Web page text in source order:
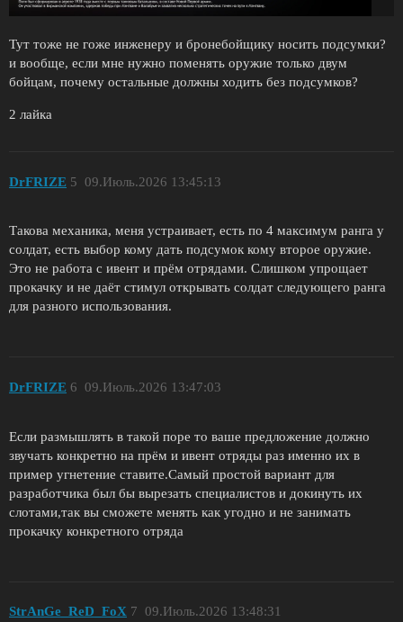
Тут тоже не гоже инженеру и бронебойщику носить подсумки?
и вообще, если мне нужно поменять оружие только двум
бойцам, почему остальные должны ходить без подсумков?
2 лайка
DrFRIZE 09.Июль.2026 13:45:13
5
Такова механика, меня устраивает, есть по 4 максимум ранга у
солдат, есть выбор кому дать подсумок кому второе оружие.
Это не работа с ивент и прём отрядами. Слишком упрощает
прокачку и не даёт стимул открывать солдат следующего ранга
для разного использования.
DrFRIZE 09.Июль.2026 13:47:03
6
Если размышлять в такой поре то ваше предложение должно
звучать конкретно на прём и ивент отряды раз именно их в
пример угнетение ставите.Самый простой вариант для
разработчика был бы вырезать специалистов и докинуть их
слотами,так вы сможете менять как угодно и не занимать
прокачку конкретного отряда
StrAnGe_ReD_FoX 09.Июль.2026 13:48:31
7